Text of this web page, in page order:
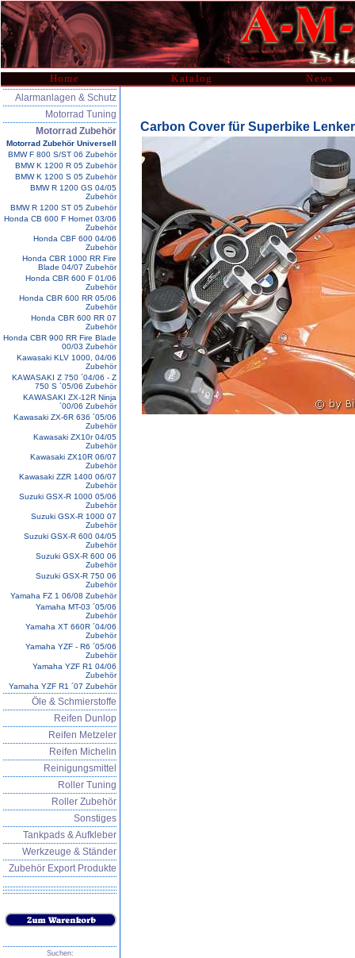
Home Katalog News
Alarmanlagen & Schutz
Motorrad Tuning
Motorrad Zubehör
Motorrad Zubehör Universell
BMW F 800 S/ST 06 Zubehör
BMW K 1200 R 05 Zubehör
BMW K 1200 S 05 Zubehör
BMW R 1200 GS 04/05
Zubehör
BMW R 1200 ST 05 Zubehör
Honda CB 600 F Hornet 03/06
Zubehör
Honda CBF 600 04/06
Zubehör
Honda CBR 1000 RR Fire
Blade 04/07 Zubehör
Honda CBR 600 F 01/06
Zubehör
Honda CBR 600 RR 05/06
Zubehör
Honda CBR 600 RR 07
Zubehör
Honda CBR 900 RR Fire Blade
00/03 Zubehör
Kawasaki KLV 1000, 04/06
Zubehör
KAWASAKI Z 750 ´04/06 - Z
750 S ´05/06 Zubehör
KAWASAKI ZX-12R Ninja
´00/06 Zubehör
Kawasaki ZX-6R 636 ´05/06
Zubehör
Kawasaki ZX10r 04/05
Zubehör
Kawasaki ZX10R 06/07
Zubehör
Kawasaki ZZR 1400 06/07
Zubehör
Suzuki GSX-R 1000 05/06
Zubehör
Suzuki GSX-R 1000 07
Zubehör
Suzuki GSX-R 600 04/05
Zubehör
Suzuki GSX-R 600 06
Zubehör
Suzuki GSX-R 750 06
Zubehör
Yamaha FZ 1 06/08 Zubehör
Yamaha MT-03 ´05/06
Zubehör
Yamaha XT 660R ´04/06
Zubehör
Yamaha YZF - R6 ´05/06
Zubehör
Yamaha YZF R1 04/06
Zubehör
Yamaha YZF R1 ´07 Zubehör
Öle & Schmierstoffe
Reifen Dunlop
Reifen Metzeler
Reifen Michelin
Reinigungsmittel
Roller Tuning
Roller Zubehör
Sonstiges
Tankpads & Aufkleber
Werkzeuge & Ständer
Zubehör Export Produkte
Suchen:
Carbon Cover für Superbike